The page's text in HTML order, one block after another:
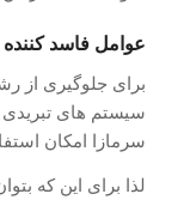
عوامل فاسد کننده
برای جلوگیری از
سیستم های
سرمازا امکان
لذا برای این که